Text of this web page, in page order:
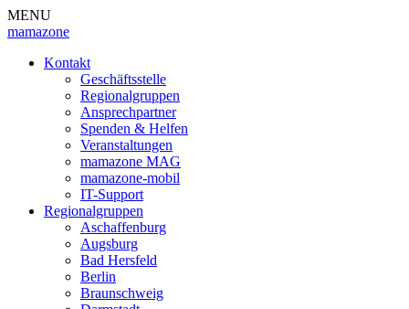
MENU
mamazone
Kontakt
Geschäftsstelle
Regionalgruppen
Ansprechpartner
Spenden & Helfen
Veranstaltungen
mamazone MAG
mamazone-mobil
IT-Support
Regionalgruppen
Aschaffenburg
Augsburg
Bad Hersfeld
Berlin
Braunschweig